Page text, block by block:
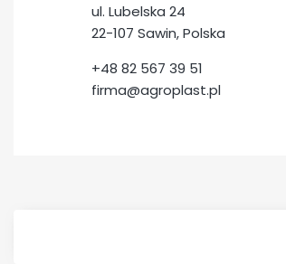
ul. Lubelska 24
22-107 Sawin, Polska
+48 82 567 39 51
firma@agroplast.pl